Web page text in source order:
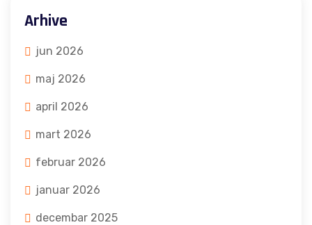
Arhive
jun 2026
maj 2026
april 2026
mart 2026
februar 2026
januar 2026
decembar 2025